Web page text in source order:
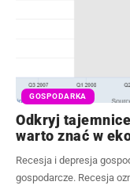
GOSPODARKA
Odkryj
warto znać w
Recesja i depresja
gospodarcze. Recesja